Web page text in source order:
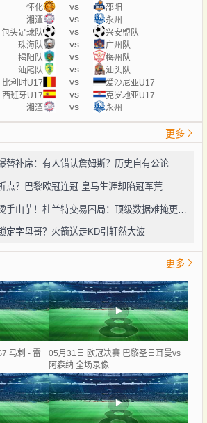
怀化 vs
邵阳
湘潭 vs
永州
包头足球队 vs
兴安盟队
珠海队 vs
广州队
揭阳队 vs
梅州队
汕尾队 vs
汕头队
比利时U17 vs
爱沙尼亚U17
西班牙U17 vs
克罗地亚U17
湘潭 vs 永州
更多
替补席：有人错认詹姆斯？历史自有公论
点？巴黎欧冠连冠 皇马生涯却陷冠军荒
昔日联盟宠儿沦为烫手山芋！杜兰特交易困局：顶级数据难掩更衣室隐患
定字母哥？火箭送走KD引轩然大波
更多
马刺 - 雷
05月31日 欧冠决赛 巴黎圣日耳曼vs
阿森纳 全场录像